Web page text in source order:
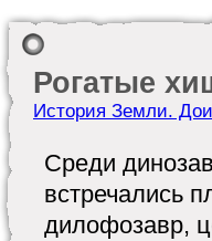
Рогатые
История Земли.
Среди
встречались
дилофозавр,